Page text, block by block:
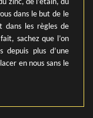
zinc, de l’étain, du
dans le but de le
dans les règles de
sachez que l’on
plus d’une
en nous sans le